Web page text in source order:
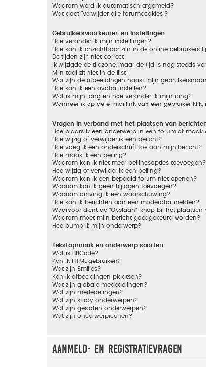
Waarom word ik automatisch afgemeld?
Wat doet "verwijder alle forumcookies"?
Gebruikersvoorkeuren en instellingen
Hoe verander ik mijn instellingen?
Hoe kan ik onzichtbaar zijn in de online gebruikers
De tijden zijn niet correct!
Ik wijzigde de tijdzone, maar de tijd is nog steeds
Mijn taal zit niet in de lijst!
Wat zijn de afbeeldingen naast mijn
Hoe kan ik een avatar instellen?
Wat is mijn rang en hoe verander ik mijn rang?
Wanneer ik op de e-maillink van een gebruiker
Vragen in verband met het plaatsen van
Hoe plaats ik een onderwerp in een forum of maak
Hoe wijzig of verwijder ik een bericht?
Hoe voeg ik een onderschrift toe aan mijn bericht?
Hoe maak ik een peiling?
Waarom kan ik niet meer peilingsopties toevoegen?
Hoe wijzig of verwijder ik een peiling?
Waarom kan ik een bepaald forum niet openen?
Waarom kan ik geen bijlagen toevoegen?
Waarom ontving ik een waarschuwing?
Hoe kan ik berichten aan een moderator melden?
Waarvoor dient de "Opslaan"-knop bij het plaatsen
Waarom moet mijn bericht goedgekeurd worden?
Hoe bump ik mijn onderwerp?
Tekstopmaak en onderwerp soorten
Wat is BBCode?
Kan ik HTML gebruiken?
Wat zijn Smilies?
Kan ik afbeeldingen plaatsen?
Wat zijn globale mededelingen?
Wat zijn mededelingen?
Wat zijn sticky onderwerpen?
Wat zijn gesloten onderwerpen?
Wat zijn onderwerpiconen?
Aanmeld- en registratievragen